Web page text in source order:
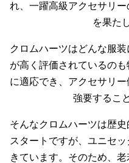
れ、一躍高級アクセサリ
を果た
クロムハーツはどんな服
が高く評価されているの
に適応でき、アクセサリ
強要するこ
そんなクロムハーツは歴
スタートですが、ユニセ
きています。そのため、